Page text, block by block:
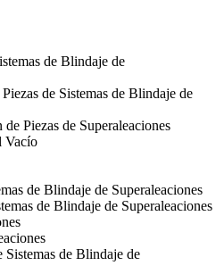
de Blindaje de
de Sistemas de Blindaje de
Piezas de Superaleaciones
Vacío
de Blindaje de Superaleaciones
de Blindaje de Superaleaciones
Sistemas de Blindaje de